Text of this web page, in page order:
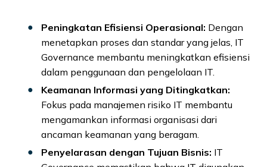
Peningkatan Efisiensi Operasional: Dengan
menetapkan proses dan standar yang jelas, IT
Governance membantu meningkatkan efisiensi
dalam penggunaan dan pengelolaan IT.
Keamanan Informasi yang Ditingkatkan:
Fokus pada manajemen risiko IT membantu
mengamankan informasi organisasi dari
ancaman keamanan yang beragam.
Penyelarasan dengan Tujuan Bisnis: IT